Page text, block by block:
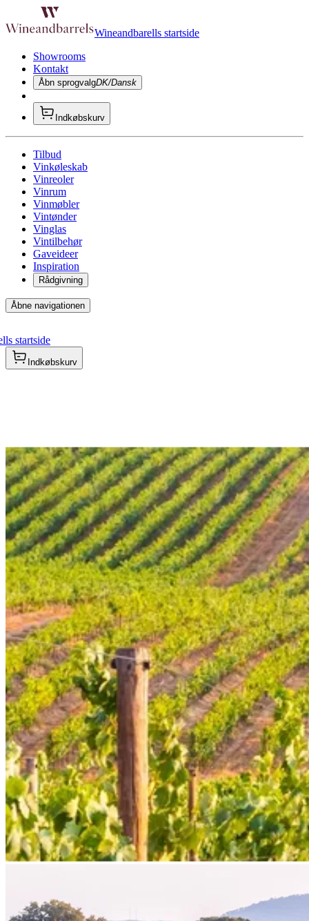
Wineandbarells startside
Showrooms
Kontakt
Åbn sprogvalgDK/Dansk
Indkøbskurv
Tilbud
Vinkøleskab
Vinreoler
Vinrum
Vinmøbler
Vintønder
Vinglas
Vintilbehør
Gaveideer
Inspiration
Rådgivning
Åbne navigationen
startside
Indkøbskurv